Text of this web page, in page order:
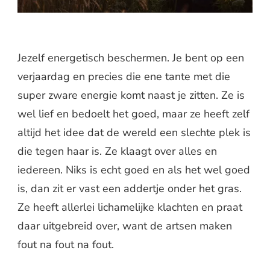
Jezelf energetisch beschermen. Je bent op een
verjaardag en precies die ene tante met die
super zware energie komt naast je zitten. Ze is
wel lief en bedoelt het goed, maar ze heeft zelf
altijd het idee dat de wereld een slechte plek is
die tegen haar is. Ze klaagt over alles en
iedereen. Niks is echt goed en als het wel goed
is, dan zit er vast een addertje onder het gras.
Ze heeft allerlei lichamelijke klachten en praat
daar uitgebreid over, want de artsen maken
fout na fout na fout.